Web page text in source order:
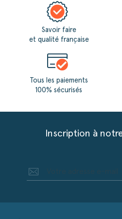
Savoir faire
et qualité française
Tous les paiements
100% sécurisés
Inscription à